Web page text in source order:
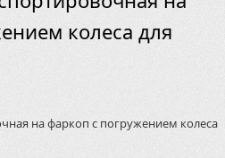
колеса для
на фаркоп с погружением колеса